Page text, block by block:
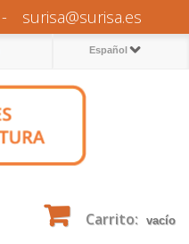
- surisa@surisa.es
Español
Carrito: vacío